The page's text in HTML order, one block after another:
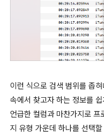
이런 식으로 검색 범위를 좁
속에서 찾고자 하는 정보를
언급한 컬럼과 마찬가지로 프
지 유형 가운데 하나를 선택